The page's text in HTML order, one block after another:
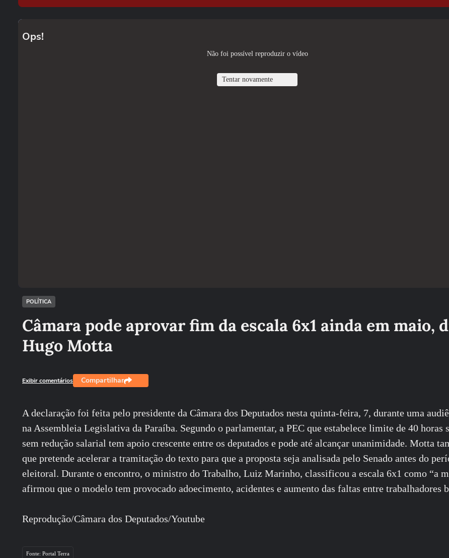
Ops!
Não foi possível reproduzir o vídeo
Tentar novamente
POLÍTICA
Câmara pode aprovar fim da escala 6x1 ainda em maio,
Hugo Motta
Exibir comentários Compartilhar
A declaração foi feita pelo presidente da Câmara dos Deputados nesta quinta-feira, 7, durante uma
na Assembleia Legislativa da Paraíba. Segundo o parlamentar, a PEC que estabelece limite de 40 horas
sem redução salarial tem apoio crescente entre os deputados e pode até alcançar unanimidade. Motta
que pretende acelerar a tramitação do texto para que a proposta seja analisada pelo Senado antes do
eleitoral. Durante o encontro, o ministro do Trabalho, Luiz Marinho, classificou a escala 6x1 como “a
afirmou que o modelo tem provocado adoecimento, acidentes e aumento das faltas entre trabalhadores
Reprodução/Câmara dos Deputados/Youtube
Fonte: Portal Terra